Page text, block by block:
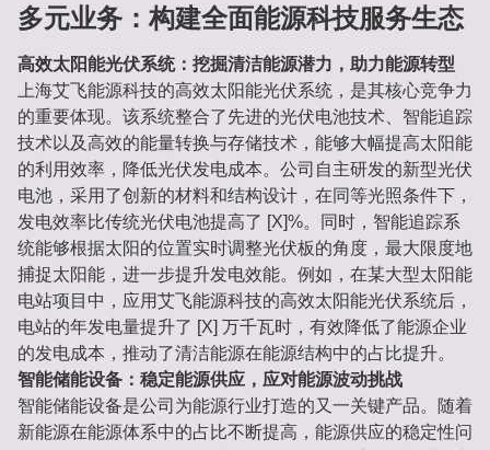
多元业务：构建全面能源科技服务生态
高效太阳能光伏系统：挖掘清洁能源潜力，助力能源转型
上海艾飞能源科技的高效太阳能光伏系统，是其核心竞争力
的重要体现。该系统整合了先进的光伏电池技术、智能追踪
技术以及高效的能量转换与存储技术，能够大幅提高太阳能
的利用效率，降低光伏发电成本。公司自主研发的新型光伏
电池，采用了创新的材料和结构设计，在同等光照条件下，
发电效率比传统光伏电池提高了 [X]%。同时，智能追踪系
统能够根据太阳的位置实时调整光伏板的角度，最大限度地
捕捉太阳能，进一步提升发电效能。例如，在某大型太阳能
电站项目中，应用艾飞能源科技的高效太阳能光伏系统后，
电站的年发电量提升了 [X] 万千瓦时，有效降低了能源企业
的发电成本，推动了清洁能源在能源结构中的占比提升。
智能储能设备：稳定能源供应，应对能源波动挑战
智能储能设备是公司为能源行业打造的又一关键产品。随着
新能源在能源体系中的占比不断提高，能源供应的稳定性问